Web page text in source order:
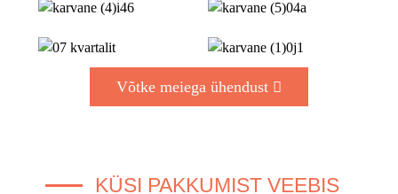
Võtke meiega ühendust
KÜSI PAKKUMIST VEEBIS